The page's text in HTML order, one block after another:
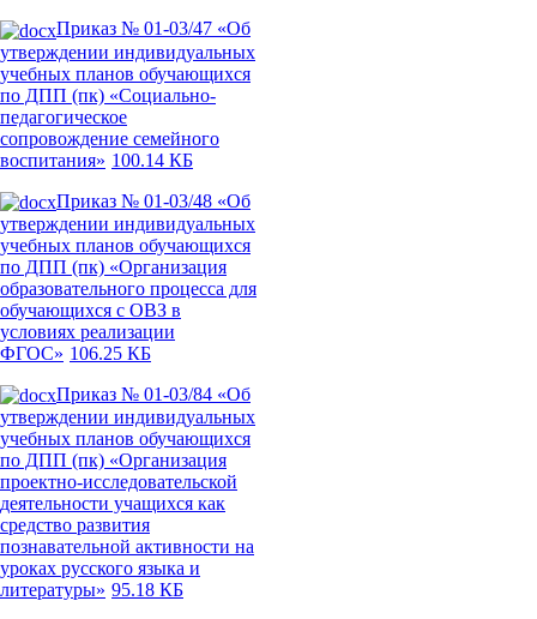
Приказ № 01-03/47 «Об
утверждении индивидуальных
учебных планов обучающихся
по ДПП (пк) «Социально-
педагогическое
сопровождение семейного
воспитания» 100.14 КБ
Приказ № 01-03/48 «Об
утверждении индивидуальных
учебных планов обучающихся
по ДПП (пк) «Организация
образовательного процесса для
обучающихся с ОВЗ в
условиях реализации
ФГОС» 106.25 КБ
Приказ № 01-03/84 «Об
утверждении индивидуальных
учебных планов обучающихся
по ДПП (пк) «Организация
проектно-исследовательской
деятельности учащихся как
средство развития
познавательной активности на
уроках русского языка и
литературы» 95.18 КБ